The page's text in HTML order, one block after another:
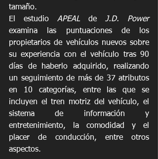
tamaño.
El estudio APEAL de J.D. Power
examina las puntuaciones de los
propietarios de vehículos nuevos sobre
su experiencia con el vehículo tras 90
días de haberlo adquirido, realizando
un seguimiento de más de 37 atributos
en 10 categorías, entre las que se
incluyen el tren motriz del vehículo, el
sistema de información y
entretenimiento, la comodidad y el
placer de conducción, entre otros
aspectos.